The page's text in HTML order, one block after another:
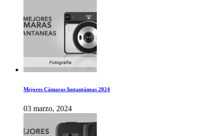
Mejores Cámaras Instantáneas 2024
03 marzo, 2024